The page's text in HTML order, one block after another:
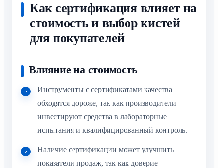
Как сертификация влияет на
стоимость и выбор кистей
для покупателей
Влияние на стоимость
Инструменты с сертификатами качества
обходятся дороже, так как производители
инвестируют средства в лабораторные
испытания и квалифицированный контроль.
Наличие сертификации может улучшить
показатели продаж, так как доверие